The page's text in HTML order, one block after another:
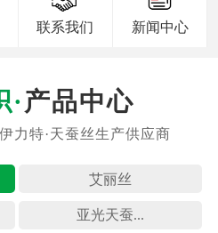
联系我们 新闻中心
产品中心
艾丽丝
亚光天蚕...